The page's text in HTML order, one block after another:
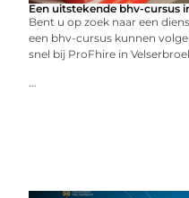
Een uitstekende bhv-cursus
Bent u op zoek naar een
een bhv-cursus kunnen
snel bij ProFhire in
...